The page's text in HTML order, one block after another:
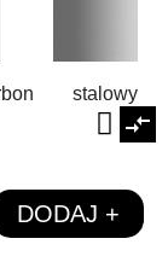
stalowy
compare_arrows
DODAJ +